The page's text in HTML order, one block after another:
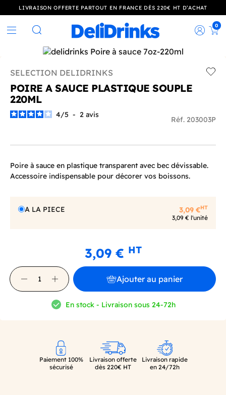
LIVRAISON OFFERTE PARTOUT EN FRANCE DÈS 220€ HT D’ACHAT
Rechercher
0
SELECTION DELIDRINKS
POIRE A SAUCE PLASTIQUE SOUPLE
220ML
4/5 - 2 avis
Réf. 203003P
Poire à sauce en plastique transparent avec bec dévissable.
Accessoire indispensable pour décorer vos boissons.
A LA PIECE 3,09 €HT
3,09 € l'unité
3,09 € HT
Ajouter au panier
En stock - Livraison sous 24-72h
Paiement 100%
sécurisé
Livraison offerte
dès 220€ HT
Livraison rapide
en 24/72h